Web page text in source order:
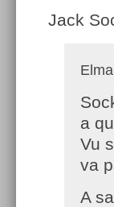
Jack
a
Vu
va
A